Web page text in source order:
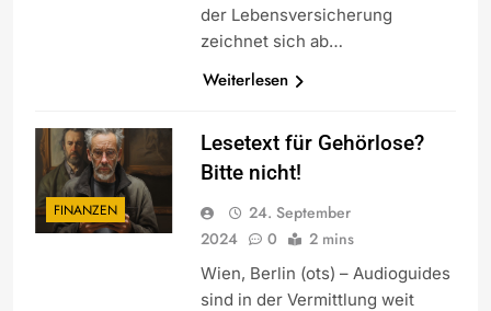
der Lebensversicherung
zeichnet sich ab…
Weiterlesen
FINANZEN
Lesetext für Gehörlose?
Bitte nicht!
24. September
2024
0 2 mins
Wien, Berlin (ots) – Audioguides
sind in der Vermittlung weit